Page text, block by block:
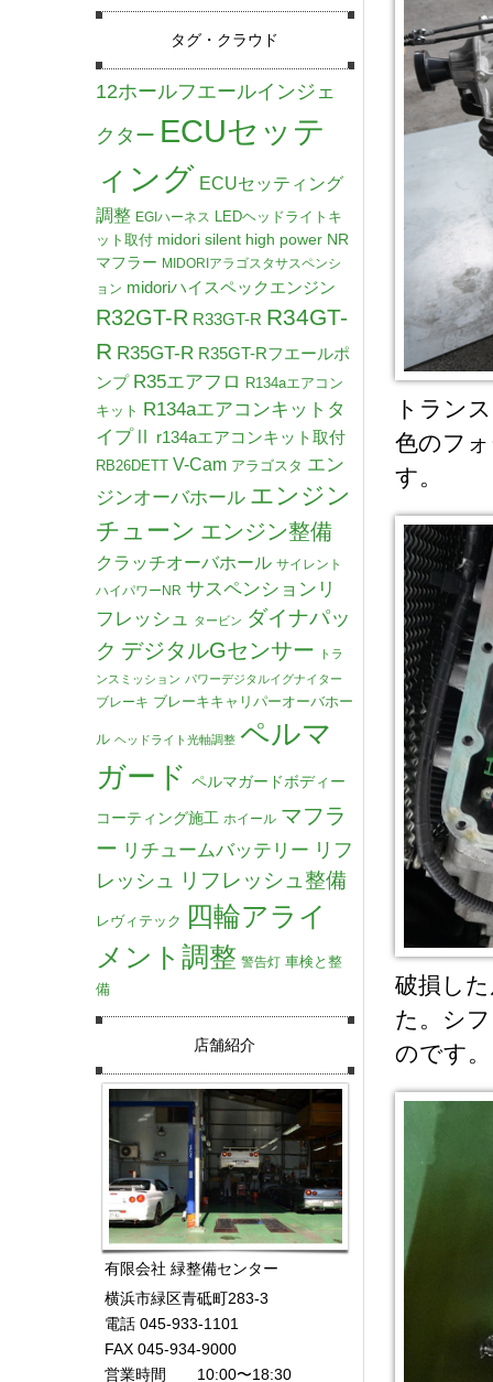
トラン
色のフ
す。
破損し
た。シ
のです。
タグ・クラウド
12ホールフエールインジェ
クター ECUセッテ
ィング ECUセッティング
調整 EGIハーネス LEDヘッドライトキ
ット取付 midori silent high power NR
マフラー MIDORIアラゴスタサスペンシ
ョン midoriハイスペックエンジン
R32GT-R R33GT-R R34GT-
R R35GT-R R35GT-Rフエールポ
ンプ R35エアフロ R134aエアコン
キット R134aエアコンキットタ
イプⅡ
r134aエアコンキット取付
RB26DETT V-Cam アラゴスタ エン
ジンオーバホール エンジン
チューン エンジン整備
クラッチオーバホール サイレント
ハイパワーNR サスペンションリ
フレッシュ
タービン ダイナパッ
ク デジタルGセンサー
トラ
ンスミッション パワーデジタルイグナイター
ブレーキ ブレーキキャリパーオーバホー
ル ヘッドライト光軸調整 ペルマ
ガード ペルマガードボディー
コーティング施工 ホイール マフラ
ー リチュームバッテリー リフ
レッシュ
リフレッシュ整備
レヴィテック 四輪アライ
メント調整 警告灯 車検と整
備
店舗紹介
有限会社 緑整備センター
横浜市緑区青砥町283-3
電話 045-933-1101
FAX 045-934-9000
営業時間 10:00〜18:30